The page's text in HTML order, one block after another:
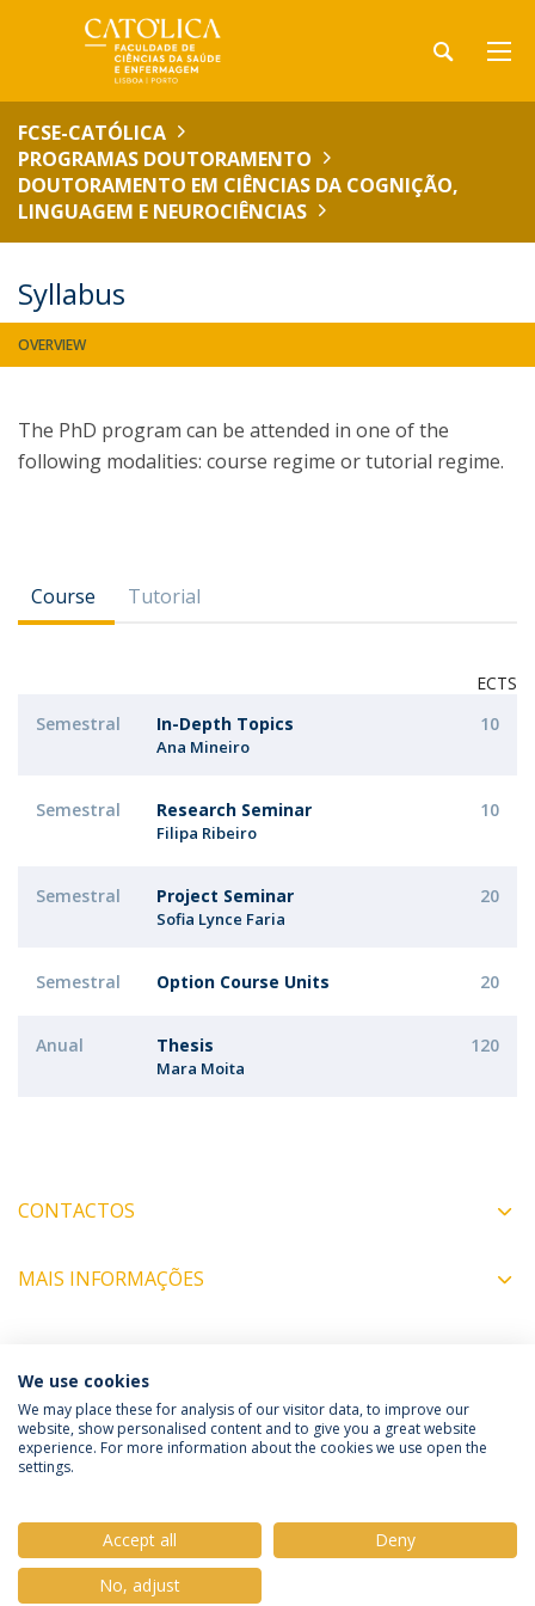
FCSE-CATÓLICA
PROGRAMAS DOUTORAMENTO
DOUTORAMENTO EM CIÊNCIAS DA COGNIÇÃO,
LINGUAGEM E NEUROCIÊNCIAS
Syllabus
OVERVIEW
The PhD program can be attended in one of the
following modalities: course regime or tutorial regime.
Course Tutorial
ECTS
Semestral
In-Depth Topics
Ana Mineiro
10
Semestral Research Seminar
Filipa Ribeiro
10
Semestral Project Seminar
Sofia Lynce Faria
20
Semestral Option Course Units 20
Anual Thesis
Mara Moita
120
CONTACTOS
MAIS INFORMAÇÕES
COORDENADORES
Política de Privacidade
Termos e Condições
© 2026 Universidade Católica Portuguesa
We use cookies
We may place these for analysis of our visitor data, to improve our
website, show personalised content and to give you a great website
experience. For more information about the cookies we use open the
settings.
Accept all
Deny
No, adjust